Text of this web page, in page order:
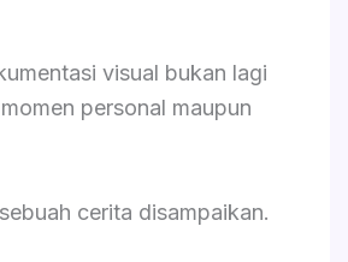
visual bukan lagi
personal maupun
cerita disampaikan.